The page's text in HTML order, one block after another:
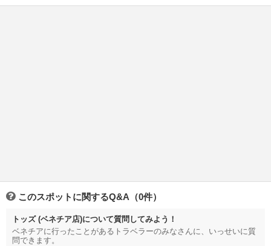
このスポットに関するQ&A（0件）
トッズ (ベネチア店)について質問してみよう！
ベネチアに行ったことがあるトラベラーのみなさんに、いっせいに質
問できます。